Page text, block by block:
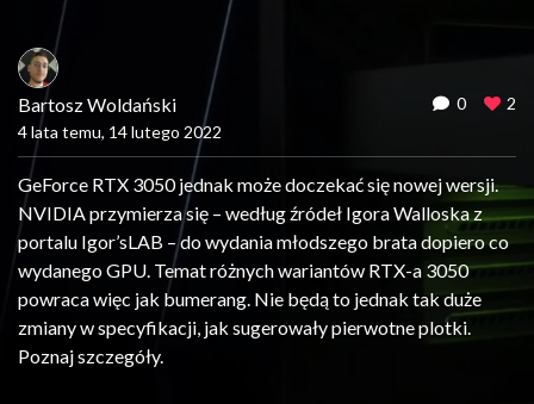
Bartosz Woldański
4 lata temu, 14 lutego 2022
0 2
GeForce RTX 3050 jednak może doczekać się nowej wersji.
NVIDIA przymierza się – według źródeł Igora Walloska z
portalu Igor’sLAB – do wydania młodszego brata dopiero co
wydanego GPU. Temat różnych wariantów RTX-a 3050
powraca więc jak bumerang. Nie będą to jednak tak duże
zmiany w specyfikacji, jak sugerowały pierwotne plotki.
Poznaj szczegóły.